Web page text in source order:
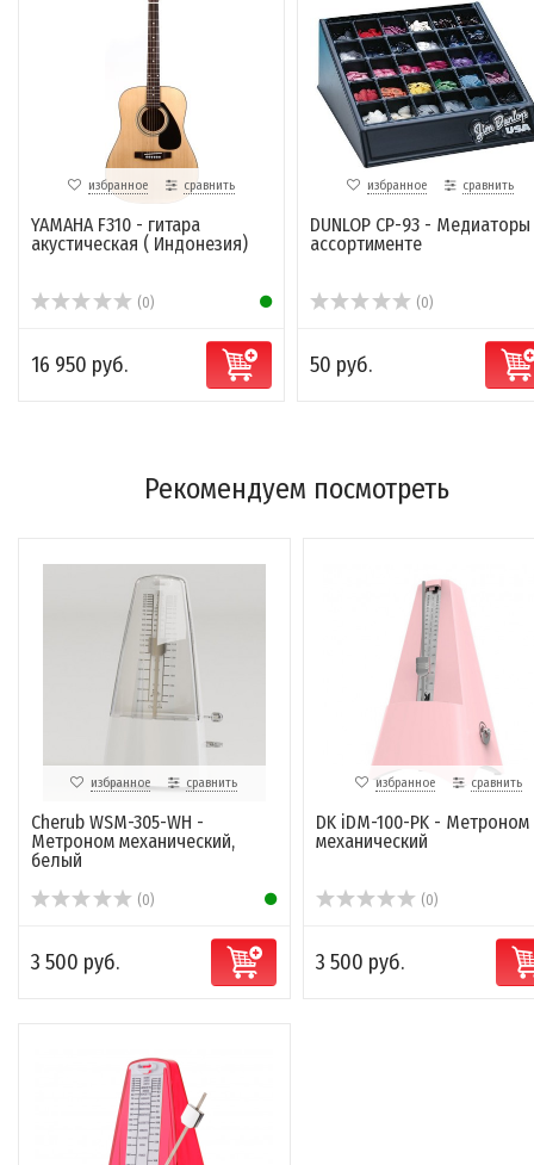
избранное сравнить
YAMAHA F310 - гитара
акустическая ( Индонезия)
(0)
16 950 руб.
избранное сравнить
DUNLOP CP-93 -
ассортименте
(0)
50 руб.
Рекомендуем посмотреть
избранное сравнить
Cherub WSM-305-WH -
Метроном механический,
белый
(0)
3 500 руб.
избранное сравнить
DK iDM-100-PK - Метроном
механический
(0)
3 500 руб.